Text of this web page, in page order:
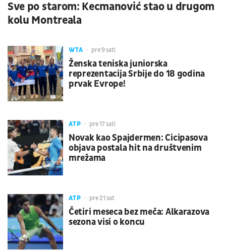
Sve po starom: Kecmanović stao u drugom
kolu Montreala
WTA pre 9 sati
Ženska teniska juniorska
reprezentacija Srbije do 18 godina
prvak Evrope!
ATP pre 17 sati
Novak kao Spajdermen: Cicipasova
objava postala hit na društvenim
mrežama
ATP pre 21 sat
Četiri meseca bez meča: Alkarazova
sezona visi o koncu